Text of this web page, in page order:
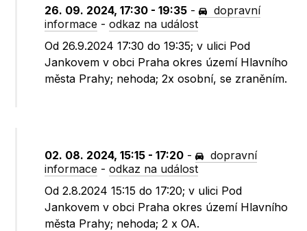
26. 09. 2024, 17:30 - 19:35 -
dopravní
informace -odkaz na událost
Od 26.9.2024 17:30 do 19:35; v ulici Pod
Jankovem v obci Praha okres území Hlavního
města Prahy; nehoda; 2x osobní, se zraněním.
02. 08. 2024, 15:15 - 17:20 -
dopravní
informace -odkaz na událost
Od 2.8.2024 15:15 do 17:20; v ulici Pod
Jankovem v obci Praha okres území Hlavního
města Prahy; nehoda; 2 x OA.